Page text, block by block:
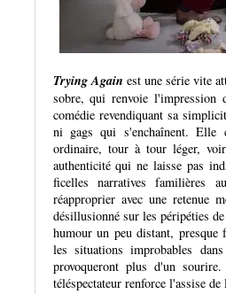
Trying Again est une série vite
sobre, qui renvoie l'impression
comédie revendiquant sa
ni gags qui s'enchaînent. Elle
ordinaire, tour à tour léger,
authenticité qui ne laisse pas
ficelles narratives familières
réapproprier avec une retenue
désillusionné sur les péripéties
humour un peu distant,
les situations improbables
provoqueront plus d'un
téléspectateur renforce l'assise